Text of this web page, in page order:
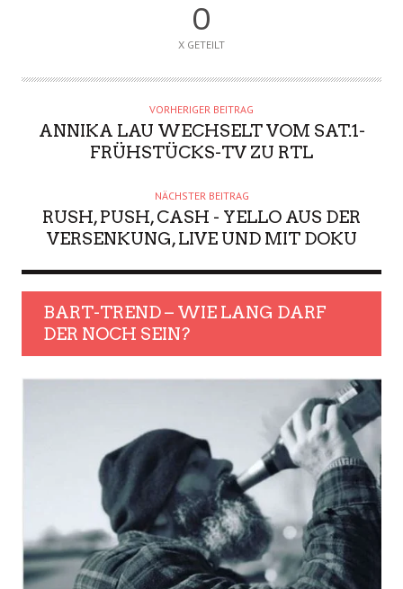
0
X GETEILT
VORHERIGER BEITRAG
ANNIKA LAU WECHSELT VOM SAT.1-
FRÜHSTÜCKS-TV ZU RTL
NÄCHSTER BEITRAG
RUSH, PUSH, CASH - YELLO AUS DER
VERSENKUNG, LIVE UND MIT DOKU
BART-TREND – WIE LANG DARF
DER NOCH SEIN?